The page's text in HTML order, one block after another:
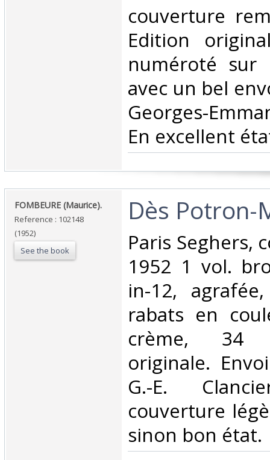
couverture
Edition
numéroté sur
avec un bel
Georges-
En excellent
‎FOMBEURE (Maurice).‎
Reference : 102148
(1952)
See the book
‎Dès Potron-
‎Paris Seghers,
1952 1 vol.
in-12,
rabats en
crème, 34
originale.
G.-E.
couverture
sinon bon état.‎